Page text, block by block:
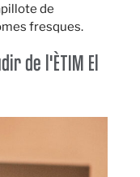
de
fresques.
de l'ÈTIM El